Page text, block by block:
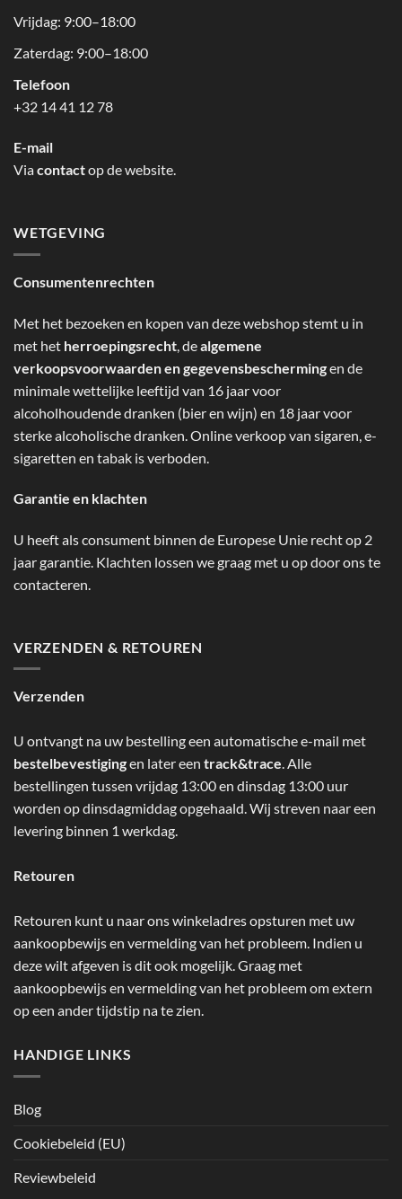
Vrijdag: 9:00–18:00
Zaterdag: 9:00–18:00
Telefoon
+32 14 41 12 78
E-mail
Viacontactop de website.
WETGEVING
Consumentenrechten
Met het bezoeken en kopen van deze webshop stemt u in
met het herroepingsrecht , dealgemene
verkoopsvoorwaarden en gegevensbeschermingen de
minimale wettelijke leeftijd van 16 jaar voor
alcoholhoudende dranken (bier en wijn) en 18 jaar voor
sterke alcoholische dranken. Online verkoop van sigaren, e-
sigaretten en tabak is verboden.
Garantie en klachten
U heeft als consument binnen de Europese Unie recht op 2
jaar garantie. Klachten lossen we graag met u op door ons te
contacteren.
VERZENDEN & RETOUREN
Verzenden
U ontvangt na uw bestelling een automatische e-mail met
bestelbevestigingen later een track&trace. Alle
bestellingen tussen vrijdag 13:00 en dinsdag 13:00 uur
worden op dinsdagmiddag opgehaald. Wij streven naar een
levering binnen 1 werkdag.
Retouren
Retouren kunt u naar ons winkeladres opsturen met uw
aankoopbewijs en vermelding van het probleem. Indien u
deze wilt afgeven is dit ook mogelijk. Graag met
aankoopbewijs en vermelding van het probleem om extern
op een ander tijdstip na te zien.
HANDIGE LINKS
Blog
Cookiebeleid (EU)
Reviewbeleid